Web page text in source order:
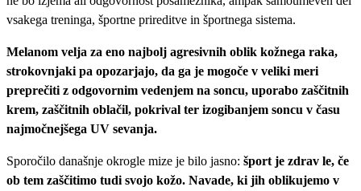
vsakega treninga, športne prireditve in športnega sistema.
Melanom velja za eno najbolj agresivnih oblik kožnega raka,
strokovnjaki pa opozarjajo, da ga je mogoče v veliki meri
preprečiti z odgovornim vedenjem na soncu, uporabo zaščitnih
krem, zaščitnih oblačil, pokrival ter izogibanjem soncu v času
najmočnejšega UV sevanja.
Sporočilo današnje okrogle mize je bilo jasno: šport je zdrav le, če
ob tem zaščitimo tudi svojo kožo. Navade, ki jih oblikujemo v